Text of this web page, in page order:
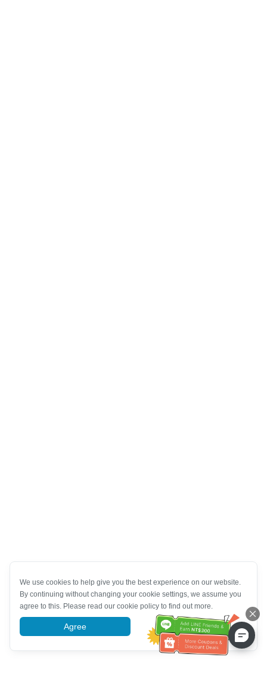
We use cookies to help give you the best experience on our website.
By continuing without changing your cookie settings, we assume you
agree to this. Please read our cookie policy to find out more.
Agree More information